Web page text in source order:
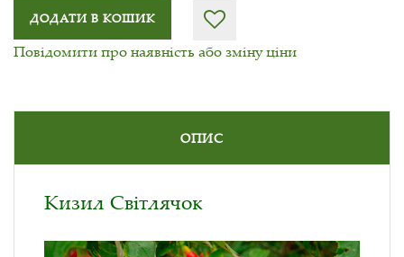
ДОДАТИ В КОШИК
Повідомити про наявність або зміну ціни
ОПИС
Кизил Світлячок